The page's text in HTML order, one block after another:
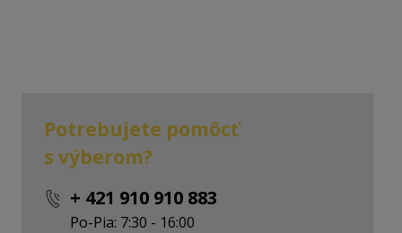
Potrebujete pomôcť
s výberom?
+ 421 910 910 883
Po-Pia: 7:30 - 16:00